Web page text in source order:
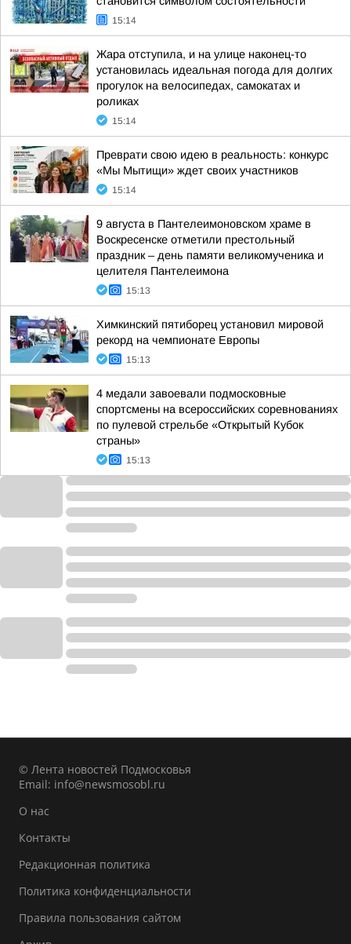
15:14
Жара отступила, и на улице наконец-то
установилась идеальная погода для долгих
прогулок на велосипедах, самокатах и
роликах
15:14
Преврати свою идею в реальность: конкурс
«Мы Мытищи» ждет своих участников
15:14
9 августа в Пантелеимоновском храме в
Воскресенске отметили престольный
праздник – день памяти великомученика и
целителя Пантелеимона
15:13
Химкинский пятиборец установил мировой
рекорд на чемпионате Европы
15:13
4 медали завоевали подмосковные
спортсмены на всероссийских соревнованиях
по пулевой стрельбе «Открытый Кубок
страны»
15:13
© Лента новостей Подмосковья
Email: info@newsmosobl.ru
О нас
Контакты
Редакционная политика
Политика конфиденциальности
Правила пользования сайтом